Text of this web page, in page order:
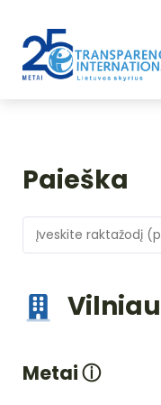
Paieška
Metaiⓘ